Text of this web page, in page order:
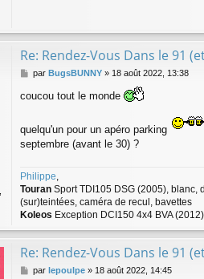
Re: Rendez-Vous Dans le 91
M
s
g
e
par BugsBUNNY» 18 août 2022, 13:38
coucou tout le monde
quelqu'un pour un apéro parking
septembre (avant le 30) ?
Philippe
Touran Sport TDI105 DSG (2005), blanc,
(sur)teintées, caméra de recul, bavettes
Koleos Exception DCI150 4x4 BVA (2012)
Re: Rendez-Vous Dans le 91
M
par lepoulpe» 18 août 2022, 14:45